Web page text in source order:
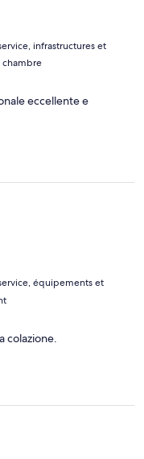
infrastructures et
chambre
eccellente e
équipements et
colazione.